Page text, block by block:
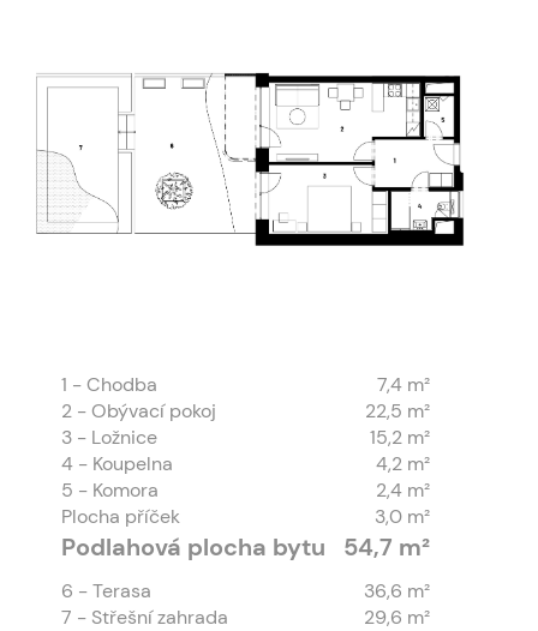
1 - Chodba
7,4 m²
2- Obývací pokoj
22,5 m²
3- Ložnice
15,2 m²
4- Koupelna
4,2 m²
5 - Komora
2,4 m²
Plocha příček
3,0 m²
Podlahová plocha bytu 54,7 m²
6 - Terasa
36,6 m²
7 - Střešní zahrada 29,6 m²